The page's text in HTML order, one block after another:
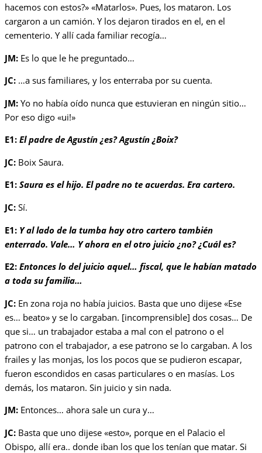
hacemos con estos?» «Matarlos». Pues, los mataron. Los
cargaron a un camión. Y los dejaron tirados en el, en el
cementerio. Y allí cada familiar recogía…
JM: Es lo que le he preguntado…
JC: …a sus familiares, y los enterraba por su cuenta.
JM: Yo no había oído nunca que estuvieran en ningún sitio…
Por eso digo «ui!»
E1: El padre de Agustín ¿es? Agustín ¿Boix?
JC: Boix Saura.
E1: Saura es el hijo. El padre no te acuerdas. Era cartero.
JC: Sí.
E1: Y al lado de la tumba hay otro cartero también
enterrado. Vale… Y ahora en el otro juicio ¿no? ¿Cuál es?
E2: Entonces lo del juicio aquel… fiscal, que le habían matado
a toda su familia…
JC: En zona roja no había juicios. Basta que uno dijese «Ese
es… beato» y se lo cargaban. [incomprensible] dos cosas… De
que si… un trabajador estaba a mal con el patrono o el
patrono con el trabajador, a ese patrono se lo cargaban. A los
frailes y las monjas, los los pocos que se pudieron escapar,
fueron escondidos en casas particulares o en masías. Los
demás, los mataron. Sin juicio y sin nada.
JM: Entonces… ahora sale un cura y…
JC: Basta que uno dijese «esto», porque en el Palacio el
Obispo, allí era.. donde iban los que los tenían que matar. Si